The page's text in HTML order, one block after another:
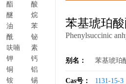
酯
酸
醚
烷
油
苯
酰
铋
呋喃
素
钾
钙
铜
铝
铵
锡
苯基琥珀
Phenylsuccinic
别名： 苯基琥珀
Cas号： 1131-15-3